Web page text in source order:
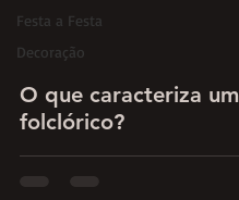
Festa a Festa
Decoração
O que caracteriza
folclórico?